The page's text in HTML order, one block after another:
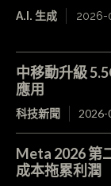
A.I. 生成 2026-
中移動升級
應用
科技新聞 2026-
Meta 2026 第
成本拖累利潤